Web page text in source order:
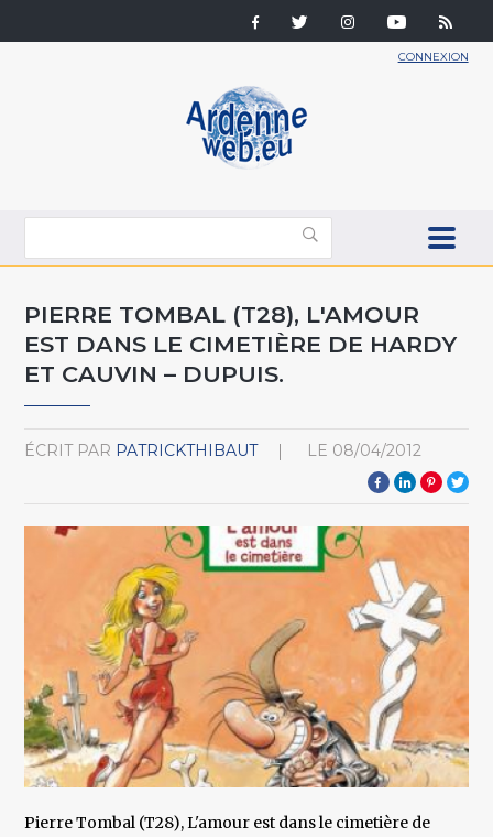
CONNEXION
PIERRE TOMBAL (T28), L'AMOUR
EST DANS LE CIMETIÈRE DE HARDY
ET CAUVIN – DUPUIS.
ÉCRIT PAR PATRICKTHIBAUT LE 08/04/2012
Pierre Tombal (T28), L'amour est dans le cimetière de